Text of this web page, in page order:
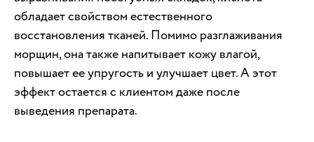
обладает свойством естественного
восстановления тканей. Помимо разглаживания
морщин, она также напитывает кожу влагой,
повышает ее упругость и улучшает цвет. А этот
эффект остается с клиентом даже после
выведения препарата.